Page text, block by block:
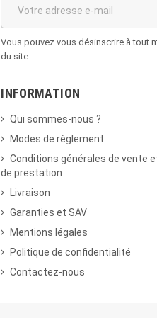
Vous pouvez vous désinscrire à tout
du site.
INFORMATION
Qui sommes-nous ?
Modes de règlement
Conditions générales de vente
de prestation
Livraison
Garanties et SAV
Mentions légales
Politique de confidentialité
Contactez-nous